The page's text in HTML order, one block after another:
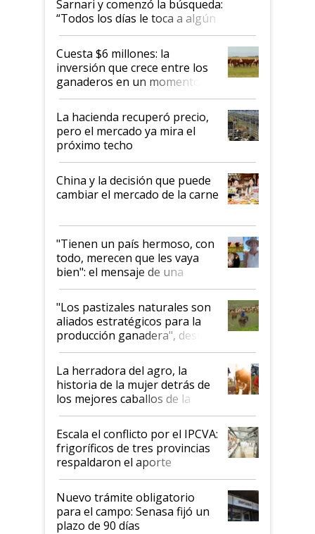
Sarnari y comenzó la búsqueda:
“Todos los días le toca a algún
productor”
Cuesta $6 millones: la
inversión que crece entre los
ganaderos en un momento
histórico para la actividad
La hacienda recuperó precio,
pero el mercado ya mira el
próximo techo
China y la decisión que puede
cambiar el mercado de la carne
"Tienen un país hermoso, con
todo, merecen que les vaya
bien": el mensaje de una
ganadera uruguaya sobre las
oportunidades que se abren
para el agro en Argentina, con
foco en la carne
"Los pastizales naturales son
aliados estratégicos para la
producción ganadera", destaca
la iniciativa que ya reúne a 46
establecimientos en Argentina
La herradora del agro, la
historia de la mujer detrás de
los mejores caballos de la
Argentina y los mitos que
todavía hacen sufrir a estos
animales: "Mientras me
descalificaban, yo seguí
haciendo currículum"
Escala el conflicto por el IPCVA:
frigoríficos de tres provincias
respaldaron el aporte
obligatorio
Nuevo trámite obligatorio
para el campo: Senasa fijó un
plazo de 90 días